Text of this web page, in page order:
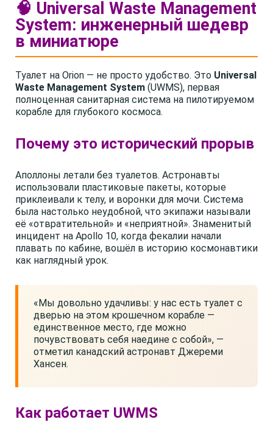
🧠 Universal Waste Management
System: инженерный шедевр
в миниатюре
Туалет на Orion — не просто удобство. Это Universal
Waste Management System (UWMS), первая
полноценная санитарная система на пилотируемом
корабле для глубокого космоса.
Почему это исторический прорыв
Аполлоны летали без туалетов. Астронавты
использовали пластиковые пакеты, которые
приклеивали к телу, и воронки для мочи. Система
была настолько неудобной, что экипажи называли
её «отвратительной» и «неприятной». Знаменитый
инцидент на Apollo 10, когда фекалии начали
плавать по кабине, вошёл в историю космонавтики
как наглядный урок.
«Мы довольно удачливы: у нас есть туалет с
дверью на этом крошечном корабле —
единственное место, где можно
почувствовать себя наедине с собой», —
отметил канадский астронавт Джереми
Хансен.
Как работает UWMS